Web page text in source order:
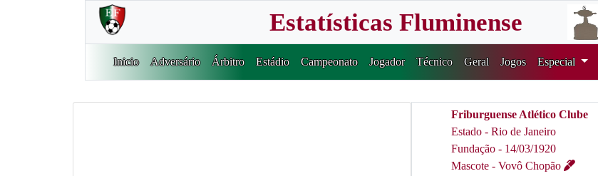
Estatísticas Fluminense
Inicio Adversário Árbitro Estádio Campeonato Jogador Técnico Geral Jogos Especial
Friburguense Atlético Clube
Estado - Rio de Janeiro
Fundação - 14/03/1920
Mascote - Vovô Chopão